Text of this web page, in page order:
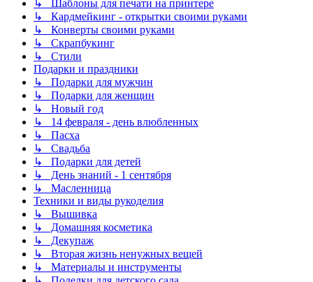
↳ Шаблоны для печати на принтере
↳ Кардмейкинг - открытки своими руками
↳ Конверты своими руками
↳ Скрапбукинг
↳ Стили
Подарки и праздники
↳ Подарки для мужчин
↳ Подарки для женщин
↳ Новый год
↳ 14 февраля - день влюбленных
↳ Пасха
↳ Свадьба
↳ Подарки для детей
↳ День знаний - 1 сентября
↳ Масленница
Техники и виды рукоделия
↳ Вышивка
↳ Домашняя косметика
↳ Декупаж
↳ Вторая жизнь ненужных вещей
↳ Материалы и инструменты